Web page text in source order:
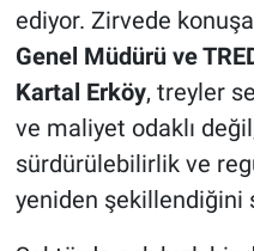
ediyor. Zirvede
Genel Müdürü ve
Kartal Erköy, treyler
ve maliyet odaklı
sürdürülebilirlik ve
yeniden şekillendiğini